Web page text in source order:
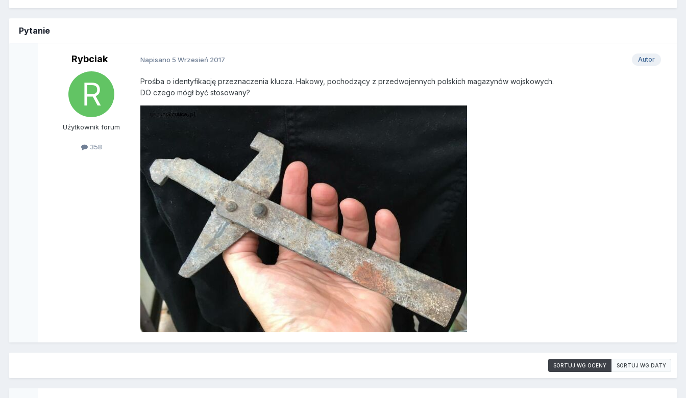
Pytanie
Rybciak
Użytkownik forum
358
Autor
Napisano 5 Wrzesień 2017
Prośba o identyfikację przeznaczenia klucza. Hakowy, pochodzący z przedwojennych polskich magazynów wojskowych.
DO czego mógł być stosowany?
SORTUJ WG OCENY SORTUJ WG DATY